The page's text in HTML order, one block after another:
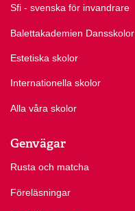
Sfi - svenska för invandrare
Balettakademien Dansskolor
Estetiska skolor
Internationella skolor
Alla våra skolor
Genvägar
Rusta och matcha
Föreläsningar